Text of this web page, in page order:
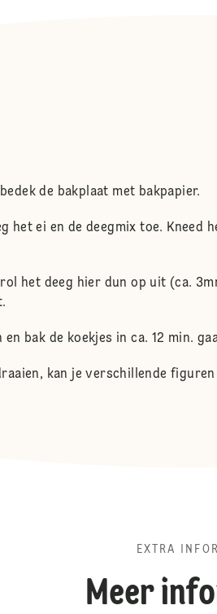
de bakplaat met bakpapier.
het ei en de deegmix toe.
het deeg hier dun op uit (ca.
bak de koekjes in ca. 12 min.
kan je verschillende figuren
EXTRA
Meer